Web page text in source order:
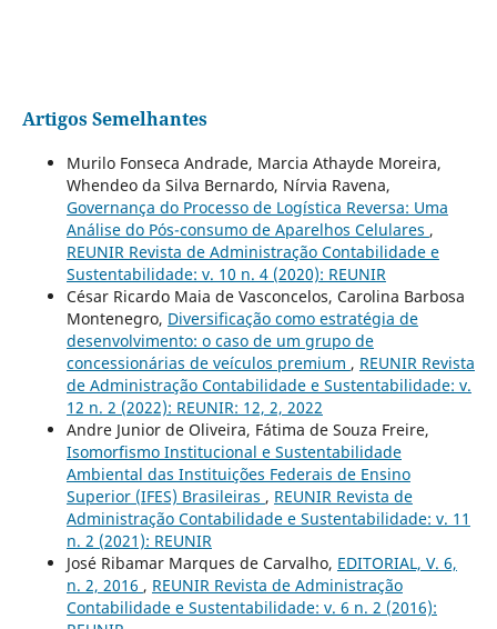
Artigos Semelhantes
Murilo Fonseca Andrade, Marcia Athayde Moreira,
Whendeo da Silva Bernardo, Nírvia Ravena,
Governança do Processo de Logística Reversa: Uma
Análise do Pós-consumo de Aparelhos Celulares ,
REUNIR Revista de Administração Contabilidade e
Sustentabilidade: v. 10 n. 4 (2020): REUNIR
César Ricardo Maia de Vasconcelos, Carolina Barbosa
Montenegro, Diversificação como estratégia de
desenvolvimento: o caso de um grupo de
concessionárias de veículos premium , REUNIR Revista
de Administração Contabilidade e Sustentabilidade: v.
12 n. 2 (2022): REUNIR: 12, 2, 2022
Andre Junior de Oliveira, Fátima de Souza Freire,
Isomorfismo Institucional e Sustentabilidade
Ambiental das Instituições Federais de Ensino
Superior (IFES) Brasileiras , REUNIR Revista de
Administração Contabilidade e Sustentabilidade: v. 11
n. 2 (2021): REUNIR
José Ribamar Marques de Carvalho, EDITORIAL, V. 6,
n. 2, 2016 , REUNIR Revista de Administração
Contabilidade e Sustentabilidade: v. 6 n. 2 (2016):